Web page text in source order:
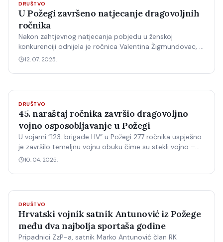
DRUŠTVO
U Požegi završeno natjecanje dragovoljnih
ročnika
Nakon zahtjevnog natjecanja pobjedu u ženskoj
konkurenciji odnijela je ročnica Valentina Žigmundovac, a
u muškoj ročnik Luka Ašenbrener.
12. 07. 2025.
DRUŠTVO
45. naraštaj ročnika završio dragovoljno
vojno osposobljavanje u Požegi
U vojarni “123. brigade HV” u Požegi 277 ročnika uspješno
je završilo temeljnu vojnu obuku čime su stekli vojno –
stručnu specijalnost i postavili temelje za daljnju
obuku Središta za obuku pješaštva i oklopništva u voj…
10. 04. 2025.
DRUŠTVO
Hrvatski vojnik satnik Antunović iz Požege
među dva najbolja sportaša godine
Pripadnici ZzP-a, satnik Marko Antunović član RK